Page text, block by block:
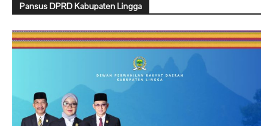
Pansus DPRD Kabupaten Lingga